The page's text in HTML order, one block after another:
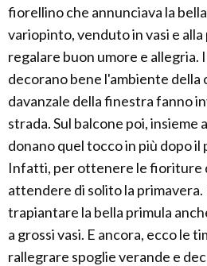
fiorellino che annunciava la
variopinto, venduto in vasi e
regalare buon umore e
decorano bene l'ambiente della
davanzale della finestra fanno
strada. Sul balcone poi, insieme
donano quel tocco in più dopo
Infatti, per ottenere le fioriture
attendere di solito la
trapiantare la bella primula
a grossi vasi. E ancora, ecco le
rallegrare spoglie verande e